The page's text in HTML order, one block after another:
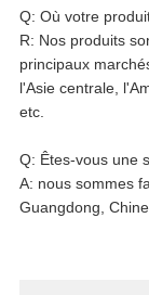
Q: Où votre
R: Nos produits
principaux
l'Asie centrale,
etc.
Q: Êtes-vous une
A: nous sommes
Guangdong,